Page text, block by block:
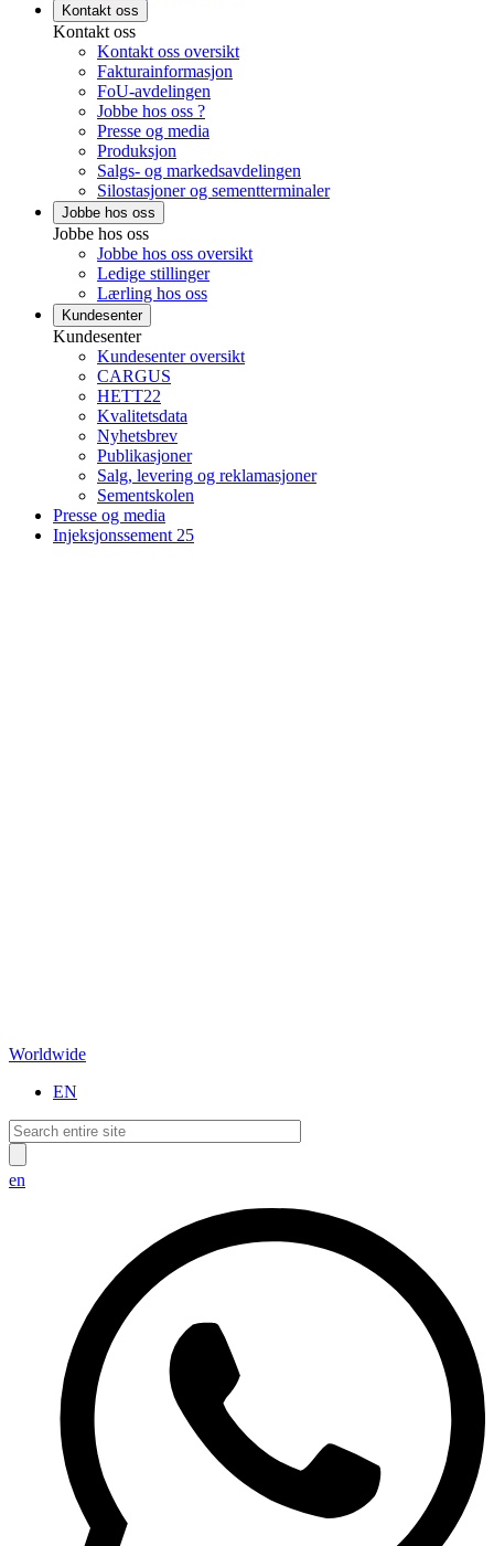
Kontakt oss
Kontakt oss
Kontakt oss oversikt
Fakturainformasjon
FoU-avdelingen
Jobbe hos oss ?
Presse og media
Produksjon
Salgs- og markedsavdelingen
Silostasjoner og sementterminaler
Jobbe hos oss
Jobbe hos oss
Jobbe hos oss oversikt
Ledige stillinger
Lærling hos oss
Kundesenter
Kundesenter
Kundesenter oversikt
CARGUS
HETT22
Kvalitetsdata
Nyhetsbrev
Publikasjoner
Salg, levering og reklamasjoner
Sementskolen
Presse og media
Injeksjonssement 25
Worldwide
EN
en